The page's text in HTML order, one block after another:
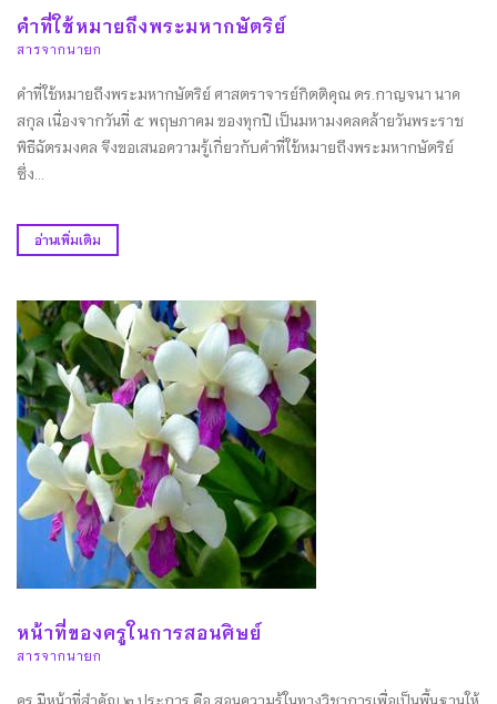
คำที่ใช้หมายถึงพระมหากษัตริย์
สารจากนายก
คำที่ใช้หมายถึงพระมหากษัตริย์ ศาสตราจารย์กิตติคุณ ดร.กาญจนา นาค
สกุล เนื่องจากวันที่ ๕ พฤษภาคม ของทุกปี เป็นมหามงคลคล้ายวันพระราช
พิธีฉัตรมงคล จึงขอเสนอความรู้เกี่ยวกับคำที่ใช้หมายถึงพระมหากษัตริย์
ซึ่ง...
อ่านเพิ่มเติม
หน้าที่ของครูในการสอนศิษย์
สารจากนายก
ครู มีหน้าที่สำคัญ ๒ ประการ คือ สอนความรู้ในทางวิชาการเพื่อเป็นพื้นฐานให้